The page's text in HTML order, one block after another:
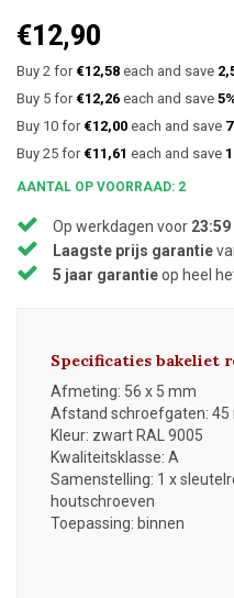
€12,90
Buy 2 for €12,58 each and save
Buy 5 for €12,26 each and save 5%
Buy 10 for €12,00 each and save
Buy 25 for €11,61 each and save
AANTAL OP VOORRAAD: 2
Op werkdagen voor 23:59
Laagste prijs garantie
5 jaar garantieop heel
Specificaties bakeliet
Afmeting: 56 x 5 mm
Afstand schroefgaten: 45
Kleur: zwart RAL 9005
Kwaliteitsklasse: A
Samenstelling: 1 x
houtschroeven
Toepassing: binnen